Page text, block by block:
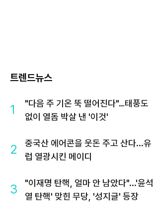
트렌드뉴스
1
"다음 주 기온 뚝 떨어진다"…태풍도
없이 열돔 박살 낸 '이것'
2
중국산 에어콘을 웃돈 주고 산다...유
럽 열광시킨 메이디
3
"이재명 탄핵, 얼마 안 남았다"...'윤석
열 탄핵' 맞힌 무당, '성지글' 등장